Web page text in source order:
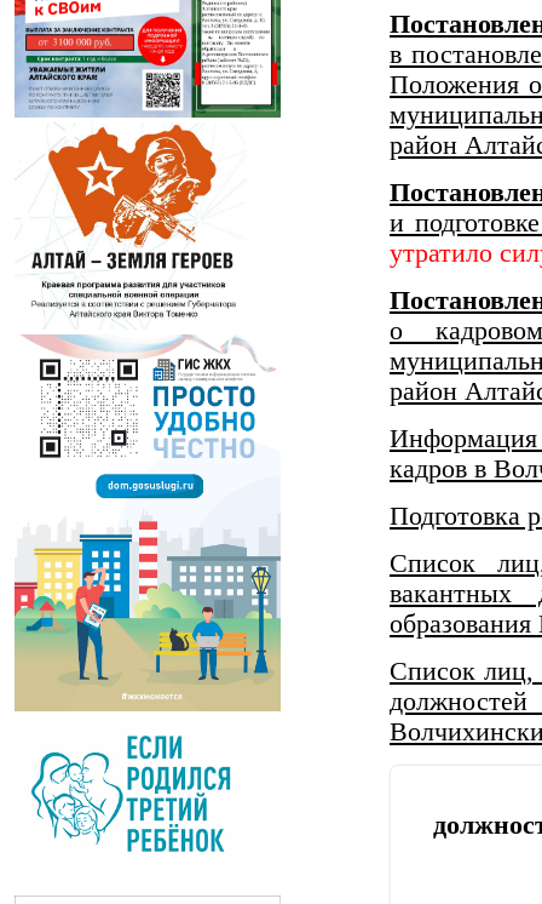
в
Положения
район
и
утратило
о
район
кадров в
Подготовка
Список
вакантных
Список лиц,